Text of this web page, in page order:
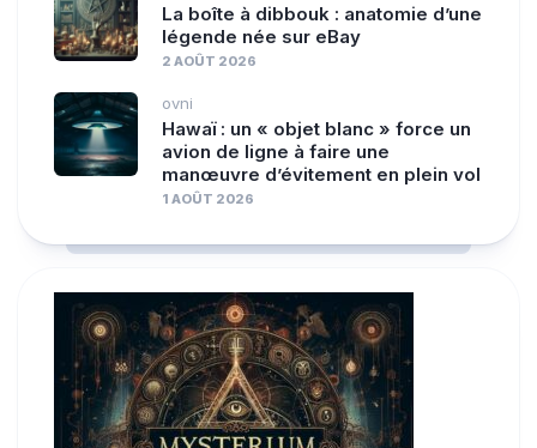
La boîte à dibbouk : anatomie d’une
légende née sur eBay
2 AOÛT 2026
ovni
Hawaï : un « objet blanc » force un
avion de ligne à faire une
manœuvre d’évitement en plein vol
1 AOÛT 2026